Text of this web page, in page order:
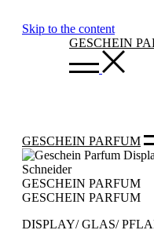
Skip to the content
GESCHEIN
GESCHEIN PARFUM
GESCHEIN PARFUM
GESCHEIN PARFUM
DISPLAY/ GLAS/